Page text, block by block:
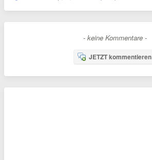
- keine Kommentare -
JETZT kommentieren